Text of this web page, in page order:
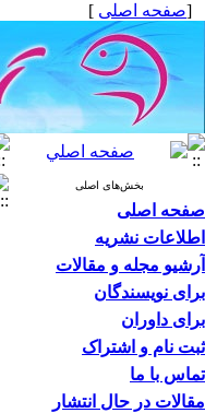
[صفحه اصلی ]
بخش‌های اصلی
صفحه اصلی
اطلاعات نشریه
آرشیو مجله و مقالات
برای نویسندگان
برای داوران
ثبت نام و اشتراک
تماس با ما
مقالات در حال انتشار